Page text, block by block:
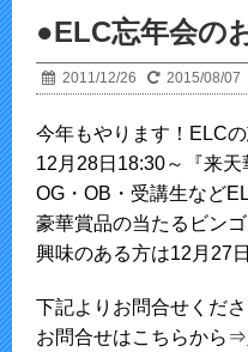
●ELC忘年会の
2011/12/26 2015/08/07
今年もやります！ELC
12月28日18:30～『来天
OG・OB・受講生など
豪華賞品の当たるビン
興味のある方は12月27
下記よりお問合せくださ
お問合せはこちらから⇒